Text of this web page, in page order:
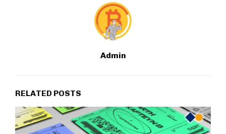
Admin
RELATED POSTS